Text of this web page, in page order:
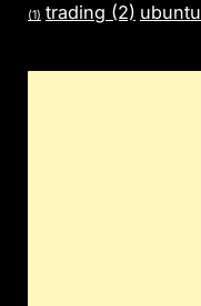
(1) trading (2) ubuntu